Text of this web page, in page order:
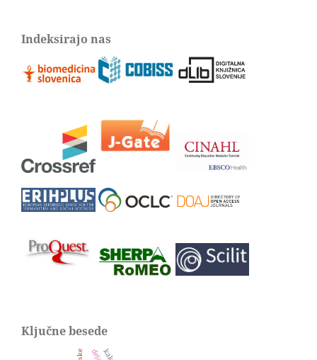
Indeksirajo nas
Ključne besede